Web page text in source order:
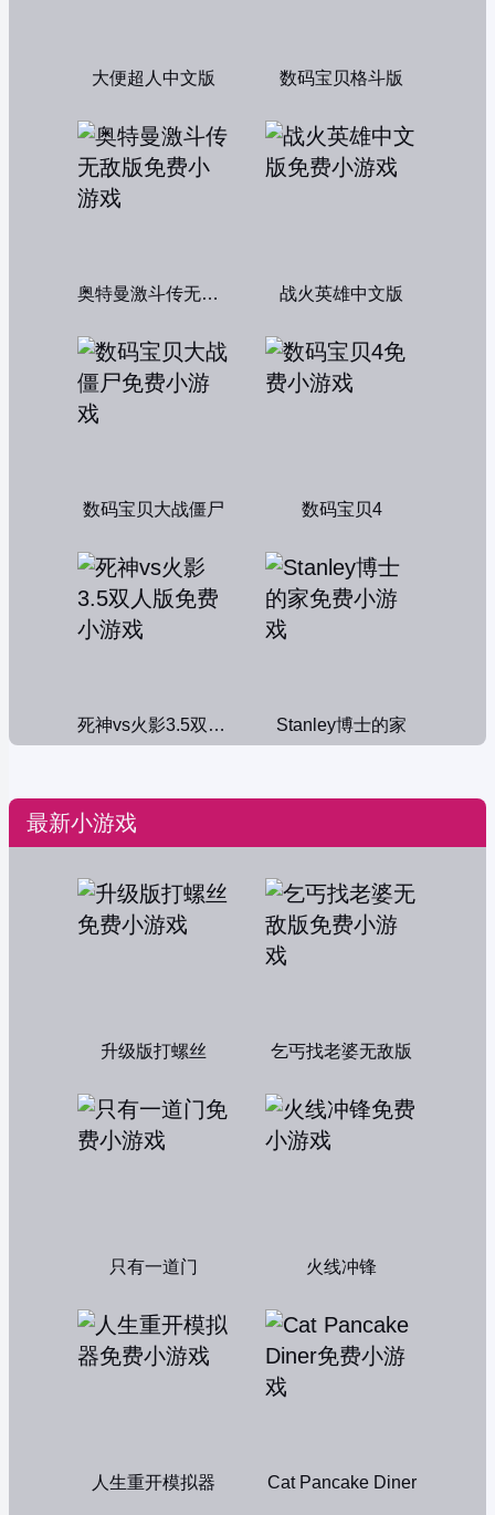
大便超人中文版 数码宝贝格斗版
奥特曼激斗传无敌版 战火英雄中文版
数码宝贝大战僵尸 数码宝贝4
死神vs火影3.5双人版 Stanley博士的家
最新小游戏
升级版打螺丝 乞丐找老婆无敌版
只有一道门 火线冲锋
人生重开模拟器 Cat Pancake Diner